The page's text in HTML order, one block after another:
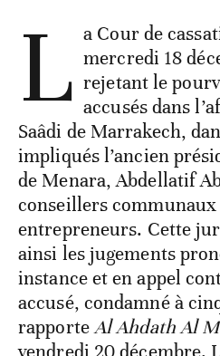
L a Cour de
mercredi 18
rejetant le
accusés dans
Saâdi de Marrakech,
impliqués l’ancien
de Menara, Abdellatif
conseillers communaux
entrepreneurs. Cette
ainsi les jugements
instance et en appel
accusé, condamné à
rapporteAl Ahdath Al